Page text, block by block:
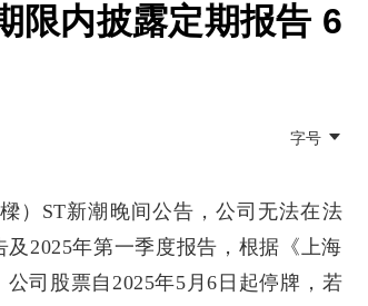
限内披露定期报告 6
字号
）ST新潮晚间公告，公司无法在法
2025年第一季度报告，根据《上海
司股票自2025年5月6日起停牌，若